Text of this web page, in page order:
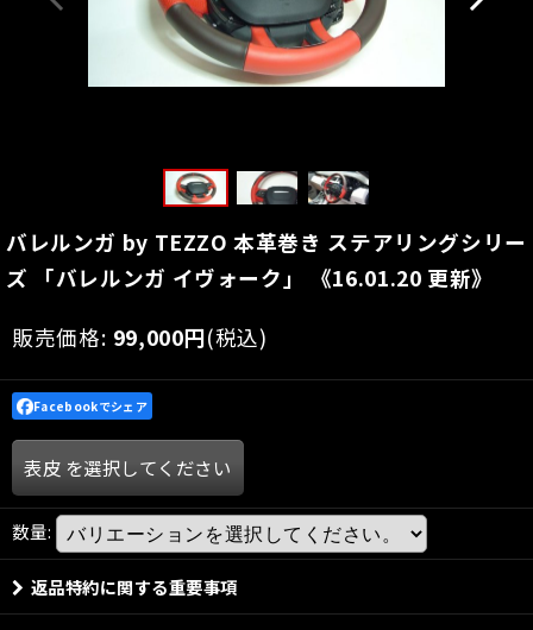
バレルンガ by TEZZO 本革巻き ステアリングシリー
ズ 「バレルンガ イヴォーク」 《16.01.20 更新》
販売価格: 99,000円(税込)
Facebookでシェア
表皮 を選択してください
数量:
返品特約に関する重要事項